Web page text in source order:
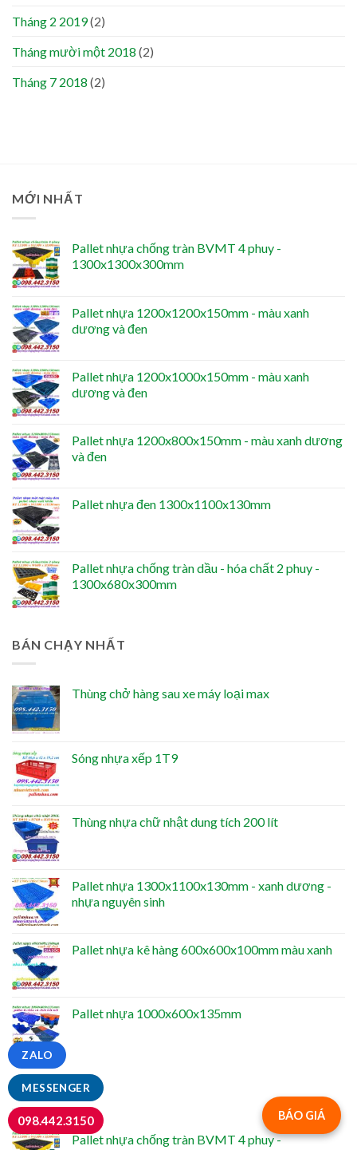
Tháng 2 2019(2)
Tháng mười một 2018 (2)
Tháng 7 2018 (2)
MỚI NHẤT
Pallet nhựa chống tràn BVMT 4 phuy -
1300x1300x300mm
Pallet nhựa 1200x1200x150mm - màu xanh
dương và đen
Pallet nhựa 1200x1000x150mm - màu xanh
dương và đen
Pallet nhựa 1200x800x150mm - màu xanh dương
và đen
Pallet nhựa đen 1300x1100x130mm
Pallet nhựa chống tràn dầu - hóa chất 2 phuy -
1300x680x300mm
BÁN CHẠY NHẤT
Thùng chở hàng sau xe máy loại max
Sóng nhựa xếp 1T9
Thùng nhựa chữ nhật dung tích 200 lít
Pallet nhựa 1300x1100x130mm - xanh dương -
nhựa nguyên sinh
Pallet nhựa kê hàng 600x600x100mm màu xanh
Pallet nhựa 1000x600x135mm
NỔI BẬT
Pallet nhựa chống tràn BVMT 4 phuy -
BÁO GIÁ
MESSENGER
ZALO
098.442.3150